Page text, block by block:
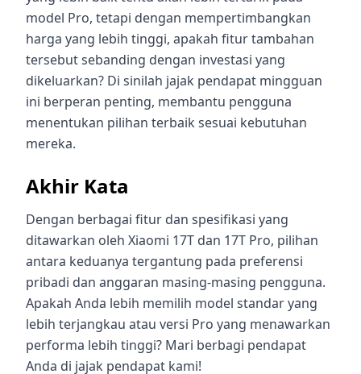
model Pro, tetapi dengan mempertimbangkan
harga yang lebih tinggi, apakah fitur tambahan
tersebut sebanding dengan investasi yang
dikeluarkan? Di sinilah jajak pendapat mingguan
ini berperan penting, membantu pengguna
menentukan pilihan terbaik sesuai kebutuhan
mereka.
Akhir Kata
Dengan berbagai fitur dan spesifikasi yang
ditawarkan oleh Xiaomi 17T dan 17T Pro, pilihan
antara keduanya tergantung pada preferensi
pribadi dan anggaran masing-masing pengguna.
Apakah Anda lebih memilih model standar yang
lebih terjangkau atau versi Pro yang menawarkan
performa lebih tinggi? Mari berbagi pendapat
Anda di jajak pendapat kami!